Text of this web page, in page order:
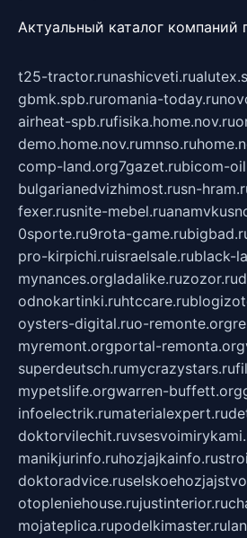
Актуальный каталог компаний
t25-tractor.runashicveti.ru
gbmk.spb.ruromania-today.ru
airheat-spb.rufisika.home.nov.ru
demo.home.nov.rumnso.ru
comp-land.org7gazet.rubicom-
bulgarianedvizhimost.rusn-
fexer.rusnite-mebel.ru
0sporte.ru9rota-game.ru
pro-kirpichi.ruisraelsale.rublack-
mynances.orgladalike.ruzozor.ru
odnokartinki.ruhtccare.ru
oysters-digital.ruo-remonte.org
myremont.orgportal-remonta.org
superdeutsch.rumycrazystars.ru
mypetslife.orgwarren-buffett.org
infoelectrik.rumaterialexpert.ru
doktorvilechit.ru
manikjurinfo.ruhozjajkainfo.ru
doktoradvice.ru
otopleniehouse.rujustinterior.ru
mojateplica.rupodelkimaster.ru